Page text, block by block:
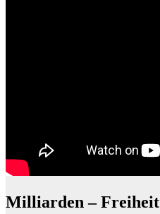
Milliarden –